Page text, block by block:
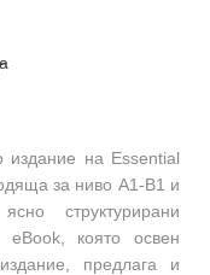
издание на Essential
за ниво A1-В1 и
структурирани
която освен
предлага и